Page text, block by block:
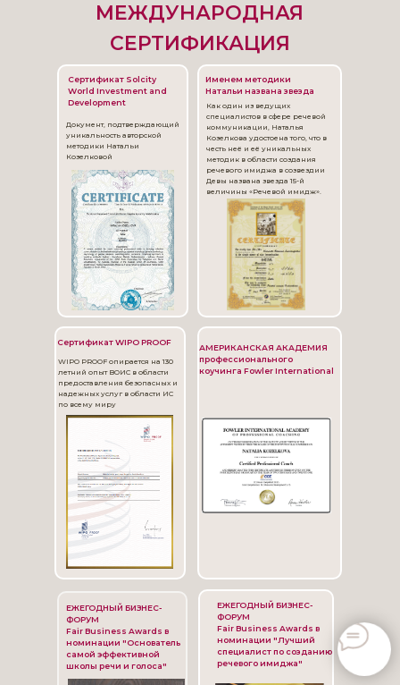
Сертификат Solcity
World Investment and
Development
Документ, подтверждающий
уникальность авторской
методики Натальи
Козелковой
Именем методики
Натальи названа звезда
Как один из ведущих
специалистов в сфере речевой
коммуникации, Наталья
Козелкова удостоена того, что в
честь неё и её уникальных
методик в области создания
речевого имиджа в созвездии
Девы названа звезда 15-й
величины «Речевой имидж».
Сертификат WIPO PROOF
WIPO PROOF опирается на 130
летний опыт ВОИС в области
предоставления безопасных и
надежных услуг в области ИС
по всему миру
АМЕРИКАНСКАЯ АКАДЕМИЯ
профессионального
коучинга Fowler International
МЕЖДУНАРОДНАЯ
СЕРТИФИКАЦИЯ
ЕЖЕГОДНЫЙ БИЗНЕС-
ФОРУМ
Fair Business Awards в
номинации "Основатель
самой эффективной
школы речи и голоса"
ЕЖЕГОДНЫЙ БИЗНЕС-
ФОРУМ
Fair Business Awards в
номинации "Лучший
специалист по созданию
речевого имиджа"